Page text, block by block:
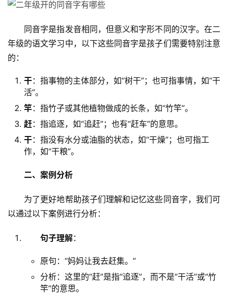
同音字是指发音相同，但意义和字形不同的汉字。在二
年级的语文学习中，以下这些同音字是孩子们需要特别注意
的：
干：指事物的主体部分，如“树干”；也可指事情，如“干
活”。
竿：指竹子或其他植物做成的长条，如“竹竿”。
赶：指追逐，如“追赶”；也有“赶车”的意思。
干：指没有水分或油脂的状态，如“干燥”；也可指工
作，如“干粮”。
二、案例分析
为了更好地帮助孩子们理解和记忆这些同音字，我们可
以通过以下案例进行分析：
句子理解：
原句：“妈妈让我去赶集。”
分析：这里的“赶”是指“追逐”，而不是“干活”或“竹
竿”的意思。